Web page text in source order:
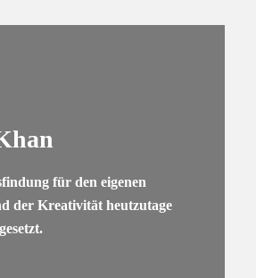
für den eigenen
der Kreativität heutzutage